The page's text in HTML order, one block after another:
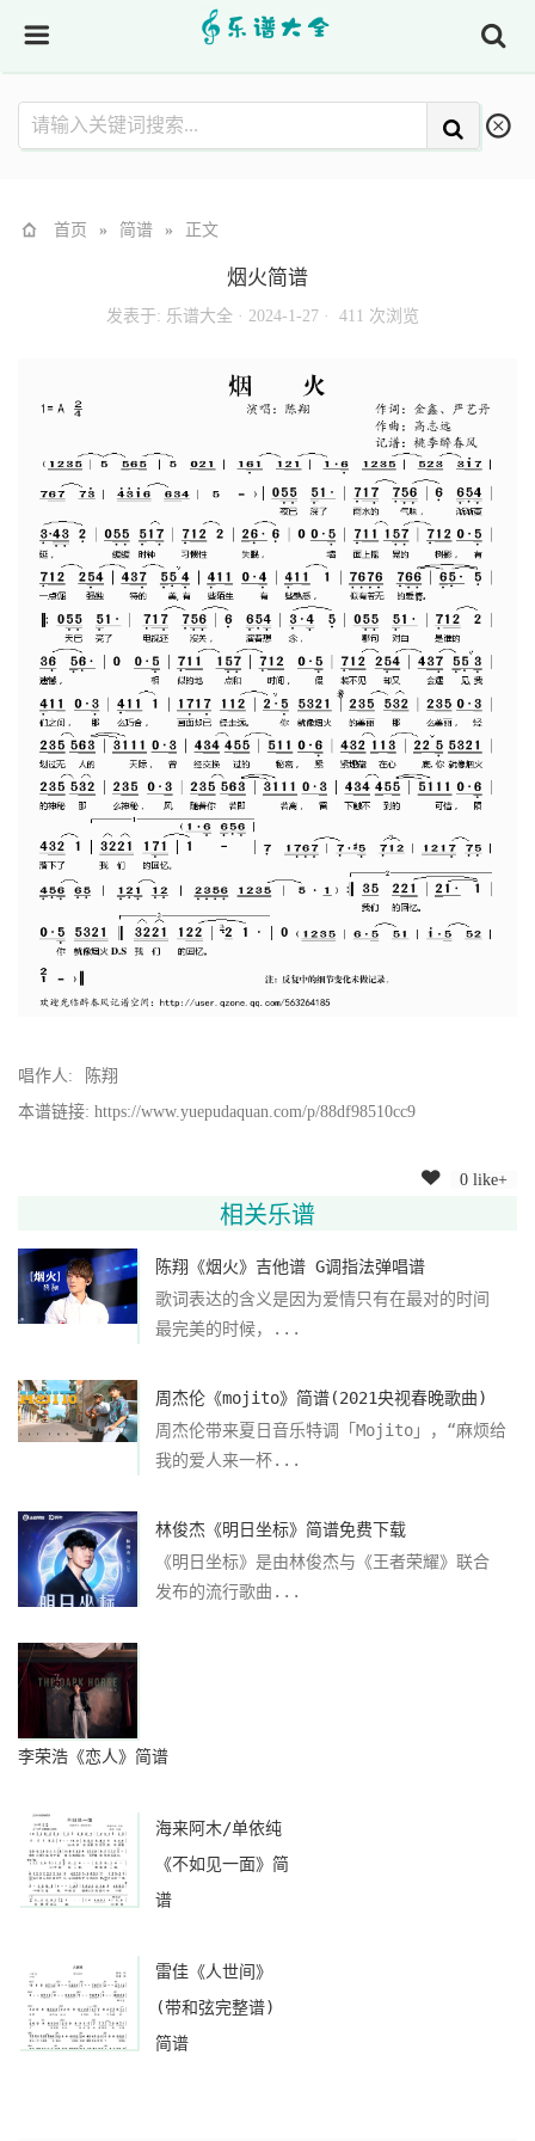
首页 » 简谱 » 正文
烟火简谱
发表于: 乐谱大全 · 2024-1-27 · 411 次浏览
唱作人:
陈翔
本谱链接: https://www.yuepudaquan.com/p/88df98510cc9
0 like+
相关乐谱
陈翔《烟火》吉他谱 G调指法弹唱谱
歌词表达的含义是因为爱情只有在最对的时间
最完美的时候，...
周杰伦《mojito》简谱(2021央视春晚歌曲)
周杰伦带来夏日音乐特调「Mojito」，“麻烦给
我的爱人来一杯...
林俊杰《明日坐标》简谱免费下载
《明日坐标》是由林俊杰与《王者荣耀》联合
发布的流行歌曲...
李荣浩《恋人》简谱
海来阿木/单依纯
《不如见一面》简
谱
雷佳《人世间》
(带和弦完整谱)
简谱